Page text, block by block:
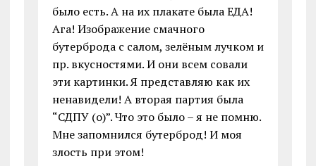
было есть. А на их плакате была ЕДА!
Ага! Изображение смачного
бутерброда с салом, зелёным лучком и
пр. вкусностями. И они всем совали
эти картинки. Я представляю как их
ненавидели! А вторая партия была
“СДПУ (о)”. Что это было – я не помню.
Мне запомнился бутерброд! И моя
злость при этом!